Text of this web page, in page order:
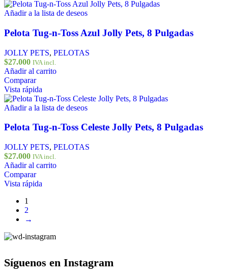
Añadir a la lista de deseos
Pelota Tug-n-Toss Azul Jolly Pets, 8 Pulgadas
JOLLY PETS, PELOTAS
$27.000 IVA incl.
Añadir al carrito
Comparar
Vista rápida
Añadir a la lista de deseos
Pelota Tug-n-Toss Celeste Jolly Pets, 8 Pulgadas
JOLLY PETS, PELOTAS
$27.000 IVA incl.
Añadir al carrito
Comparar
Vista rápida
1
2
→
Síguenos en Instagram